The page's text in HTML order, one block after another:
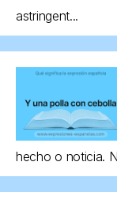
astringent...
hecho o noticia.